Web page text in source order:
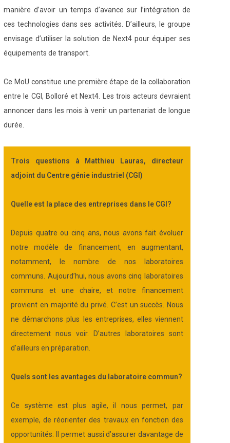
manière d’avoir un temps d’avance sur l’intégration de
ces technologies dans ses activités. D’ailleurs, le groupe
envisage d’utiliser la solution de Next4 pour équiper ses
équipements de transport.
Ce MoU constitue une première étape de la collaboration
entre le CGI, Bolloré et Next4. Les trois acteurs devraient
annoncer dans les mois à venir un partenariat de longue
durée.
Trois questions à Matthieu Lauras, directeur
adjoint du Centre génie industriel (CGI)
Quelle est la place des entreprises dans le CGI ?
Depuis quatre ou cinq ans, nous avons fait évoluer
notre modèle de financement, en augmentant,
notamment, le nombre de nos laboratoires
communs. Aujourd’hui, nous avons cinq laboratoires
communs et une chaire, et notre financement
provient en majorité du privé. C’est un succès. Nous
ne démarchons plus les entreprises, elles viennent
directement nous voir. D’autres laboratoires sont
d’ailleurs en préparation.
Quels sont les avantages du laboratoire commun?
Ce système est plus agile, il nous permet, par
exemple, de réorienter des travaux en fonction des
opportunités. Il permet aussi d’assurer davantage de